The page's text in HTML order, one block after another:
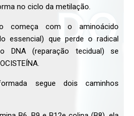
no ciclo da metilação.
começa com o aminoácido
essencial) que perde o radical
DNA (reparação tecidual) se
segue dois caminhos